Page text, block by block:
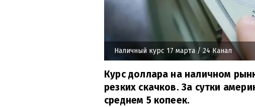
Наличный курс 17 марта / 24 Канал
Курс доллара на наличном
резких скачков. За сутки
среднем 5 копеек.